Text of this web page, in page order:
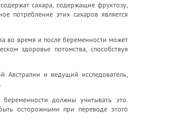
сахара, содержащие фруктозу,
потребление этих сахаров является
во время и после беременности может
здоровье потомства, способствуя
Австралии и ведущий исследователь,
должны учитывать это.
осторожными при переводе этого